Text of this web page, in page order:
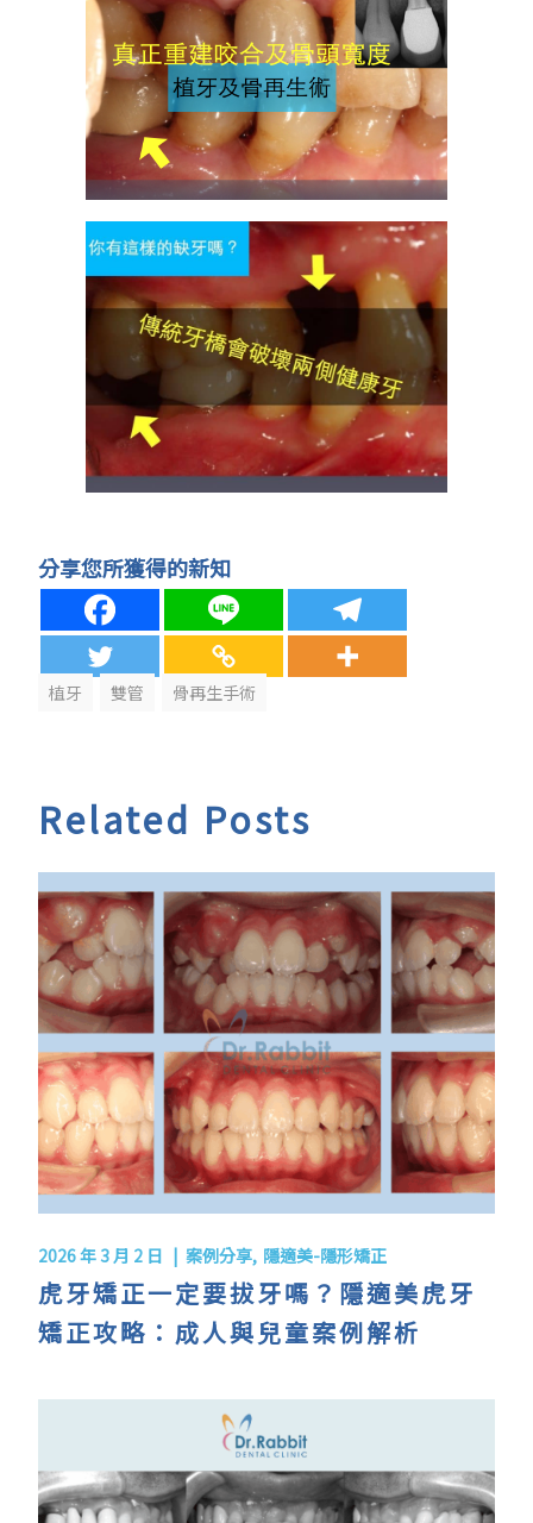
分享您所獲得的新知
植牙 雙管 骨再生手術
Related Posts
2026 年 3 月 2 日 案例分享 隱適美-隱形矯正
虎牙矯正一定要拔牙嗎？隱適美虎牙
矯正攻略：成人與兒童案例解析